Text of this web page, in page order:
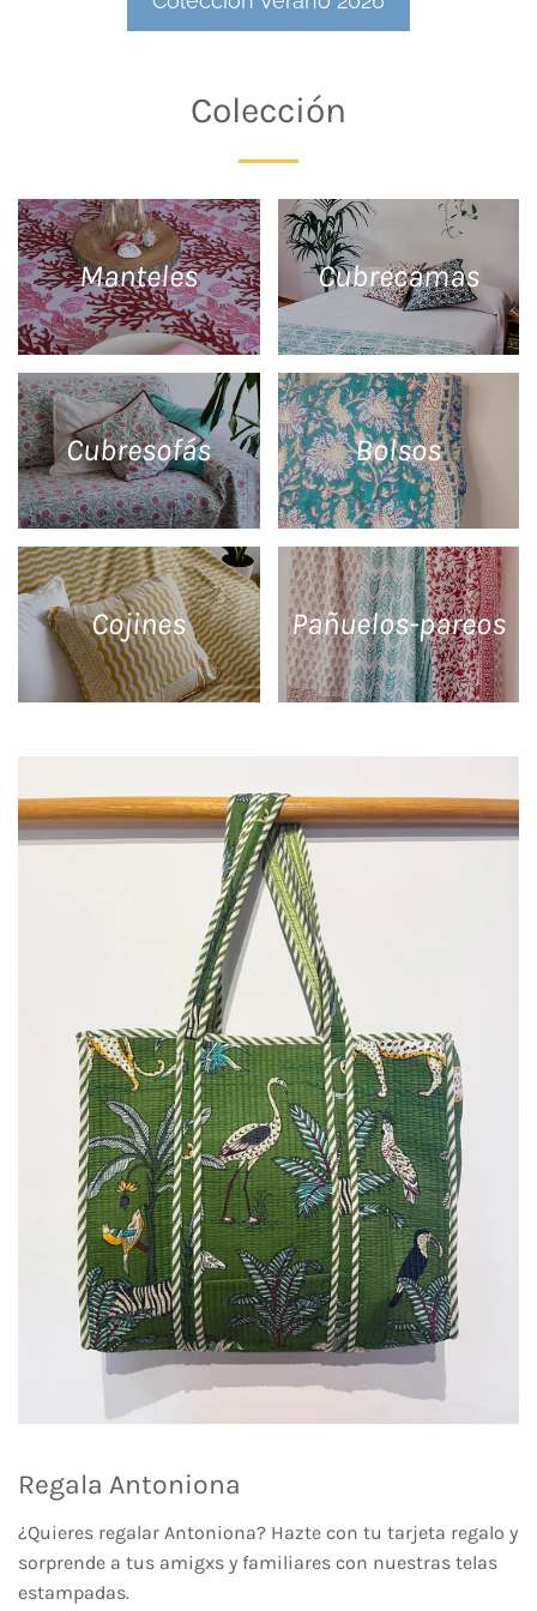
Colección
Manteles Cubrecamas
Cubresofás Bolsos
Cojines Pañuelos-pareos
Regala Antoniona
¿Quieres regalar Antoniona? Hazte con tu tarjeta regalo y
sorprende a tus amigxs y familiares con nuestras telas
estampadas.